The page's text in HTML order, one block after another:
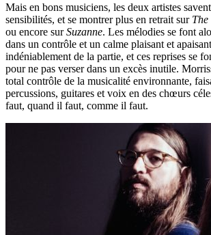
Mais en bons musiciens, les deux artistes
sensibilités, et se montrer plus en retrait sur
ou encore surSuzanne. Les mélodies se font
dans un contrôle et un calme plaisant et
indéniablement de la partie, et ces reprises se
pour ne pas verser dans un excès inutile.
total contrôle de la musicalité environnante,
percussions, guitares et voix en des chœurs
faut, quand il faut, comme il faut.